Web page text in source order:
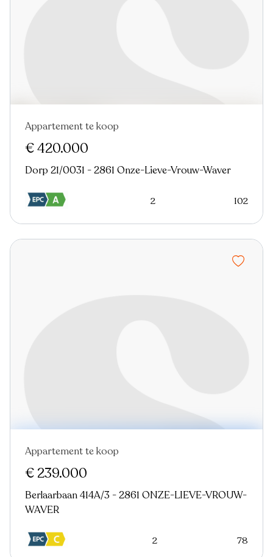
Appartement te koop
€ 420.000
Dorp 21/0031 - 2861 Onze-Lieve-Vrouw-Waver
2 102
Virtual tour
Appartement te koop
€ 239.000
Berlaarbaan 414A/3 - 2861 ONZE-LIEVE-VROUW-
WAVER
2 78